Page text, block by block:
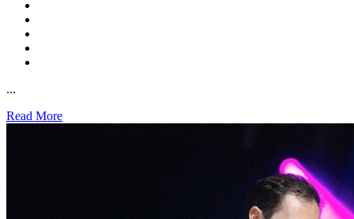
...
Read More